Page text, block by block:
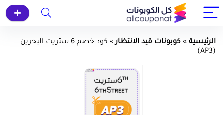
الرئيسية » كوبونات قيد الانتظار»
كود خصم 6 ستريت البحرين
(AP3)